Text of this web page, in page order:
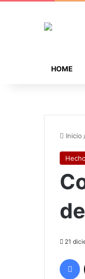
HOME
Inicio
21